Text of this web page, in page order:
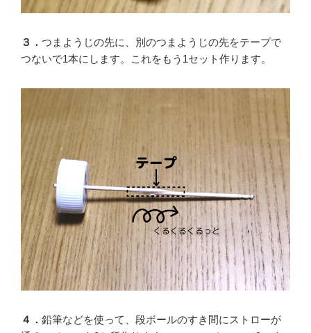
３． つまようじの先に、別のつまようじの先をテープで
つないで1本にします。これをもう1セット作ります。
４． 鉛筆などを使って、段ボールのすき間にストローが